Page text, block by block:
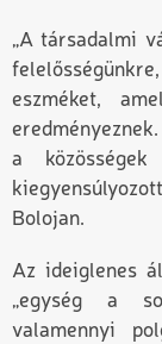
„A társadalmi
eszméket,
a
Bolojan.
Az ideiglenes
„egység a
valamennyi